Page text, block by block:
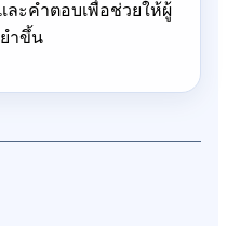
ละคำตอบเพื่อช่วยให้ผู้
ำขึ้น